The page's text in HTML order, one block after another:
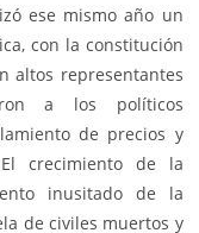
ese mismo año un
con la constitución
altos representantes
a los políticos
de precios y
crecimiento de la
inusitado de la
de civiles muertos y